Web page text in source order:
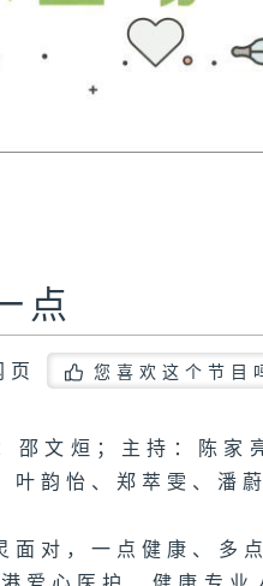
点
页 您喜欢这个节目
邵文烜；主持：陈
叶韵怡、郑萃雯、潘
面对，一点健康、